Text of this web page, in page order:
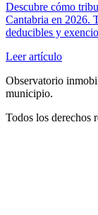
Descubre cómo
Cantabria en 2026.
deducibles y
Leer artículo
Observatorio
municipio.
Todos los derechos